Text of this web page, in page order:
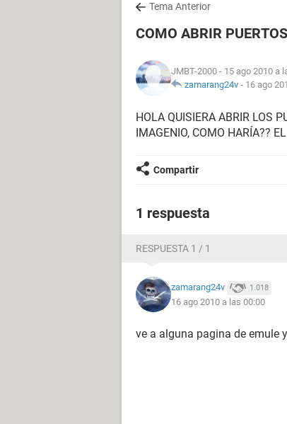
Tema Anterior
COMO ABRIR
JMBT-2000 - 15 ago 2010 a
zamarang24v - 16 ago
HOLA QUISIERA ABRIR LOS
IMAGENIO, COMO HARÍA??
Compartir
1 respuesta
RESPUESTA 1 / 1
zamarang24v 1.018
16 ago 2010 a las 00:00
ve a alguna pagina de emule